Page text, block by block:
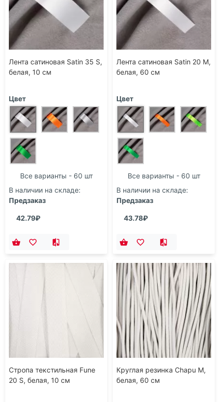
Лента сатиновая Satin 35 S,
белая, 10 см
Цвет
Все варианты - 60 шт
В наличии на складе:
Предзаказ
42.79₽
Лента сатиновая Satin 20 M,
белая, 60 см
Цвет
Все варианты - 60 шт
В наличии на складе:
Предзаказ
43.78₽
Стропа текстильная Fune
20 S, белая, 10 см
Круглая резинка Chapu M,
белая, 60 см